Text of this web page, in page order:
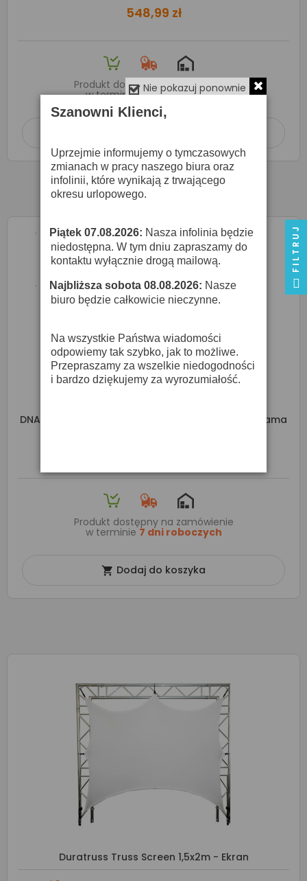
548,99 zł
Produkt dostępny na zamówienie
w terminie7 dni roboczych
DNA DJ GATE Rampa Oświetleniowa Statyw DJ Brama
Produkt dostępny na zamówienie
w terminie 7 dni roboczych
 Dodaj do koszyka
Duratruss Truss Screen 1,5x2m - Ekran
Nie pokazuj ponownie
Szanowni Klienci,
Uprzejmie informujemy o tymczasowych
zmianach w pracy naszego biura oraz
infolinii, które wynikają z trwającego
okresu urlopowego.
· Piątek 07.08.2026: Nasza infolinia będzie
niedostępna. W tym dniu zapraszamy do
kontaktu wyłącznie drogą mailową.
· Najbliższa sobota 08.08.2026: Nasze
biuro będzie całkowicie nieczynne.
Na wszystkie Państwa wiadomości
odpowiemy tak szybko, jak to możliwe.
Przepraszamy za wszelkie niedogodności
i bardzo dziękujemy za wyrozumiałość.
FILTRUJ